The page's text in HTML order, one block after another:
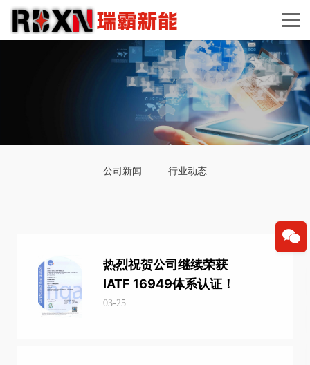
公司新闻 行业动态
热烈祝贺公司继续荣获
IATF 16949体系认证！
03-25